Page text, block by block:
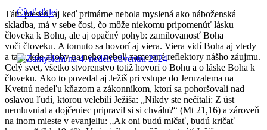
Táto pieseň, aj keď primárne nebola myslená ako náboženská
skladba, má v sebe čosi, čo môže niekomu pripomenúť lásku
človeka k Bohu, ale aj opačný pohyb: zamilovanosť Boha
voči človeku. A tomuto sa hovorí aj viera. Viera vidí Boha aj vtedy
a tam, kde akoby na neho neboli zamerané reflektory nášho záujmu.
Celý svet, všetko stvorenstvo totiž hovorí o Bohu a o láske Boha k
človeku. Ako to povedal aj Ježiš pri vstupe do Jeruzalema na
Kvetnú nedeľu kňazom a zákonníkom, ktorí sa pohoršovali nad
oslavou ľudí, ktorou velebili Ježiša: „Nikdy ste nečítali: Z úst
nemluvniat a dojčeniec pripravil si si chválu?“ (Mt 21,16) a zároveň
na inom mieste v evanjeliu: „Ak oni budú mlčať, budú kričať
Čítať ďalej